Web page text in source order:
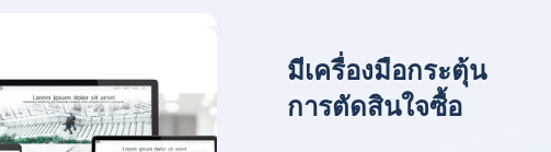
มีเครื่องมือกระตุ้น
การตัดสินใจซื้อ